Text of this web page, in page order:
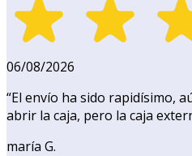
06/08/2026
“El envío ha sido rapidísimo,
abrir la caja, pero la caja
maría G.